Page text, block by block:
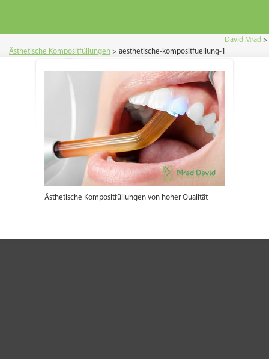
David Mrad >
Ästhetische Kompositfüllungen > aesthetische-kompositfuellung-1
Ästhetische Kompositfüllungen von hoher Qualität